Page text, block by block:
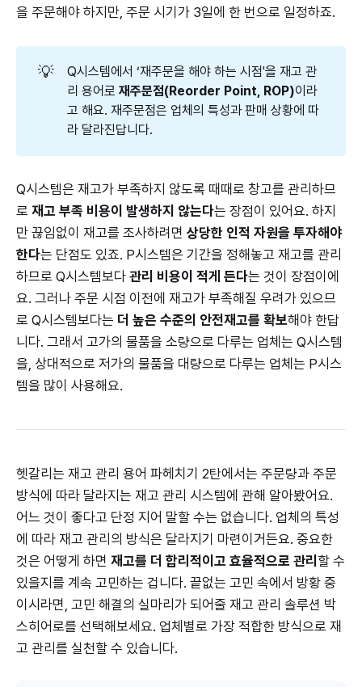
을 주문해야 하지만, 주문 시기가 3일에 한 번으로 일정하죠.
💡
Q시스템에서 ‘재주문을 해야 하는 시점'을 재고 관
리 용어로 재주문점(Reorder Point, ROP)이라
고 해요. 재주문점은 업체의 특성과 판매 상황에 따
라 달라진답니다.
Q시스템은 재고가 부족하지 않도록 때때로 창고를 관리하므
로 재고 부족 비용이 발생하지 않는다는 장점이 있어요. 하지
만 끊임없이 재고를 조사하려면 상당한 인적 자원을 투자해야
한다는 단점도 있죠. P시스템은 기간을 정해놓고 재고를 관리
하므로 Q시스템보다 관리 비용이 적게 든다는 것이 장점이에
요. 그러나 주문 시점 이전에 재고가 부족해질 우려가 있으므
로 Q시스템보다는 더 높은 수준의 안전재고를 확보해야 한답
니다. 그래서 고가의 물품을 소량으로 다루는 업체는 Q시스템
을, 상대적으로 저가의 물품을 대량으로 다루는 업체는 P시스
템을 많이 사용해요.
헷갈리는 재고 관리 용어 파헤치기 2탄에서는 주문량과 주문
방식에 따라 달라지는 재고 관리 시스템에 관해 알아봤어요.
어느 것이 좋다고 단정 지어 말할 수는 없습니다. 업체의 특성
에 따라 재고 관리의 방식은 달라지기 마련이거든요. 중요한
것은 어떻게 하면 재고를 더 합리적이고 효율적으로 관리 할 수
있을지를 계속 고민하는 겁니다. 끝없는 고민 속에서 방황 중
이시라면, 고민 해결의 실마리가 되어줄 재고 관리 솔루션 박
스히어로를 선택해보세요. 업체별로 가장 적합한 방식으로 재
고 관리를 실천할 수 있습니다.